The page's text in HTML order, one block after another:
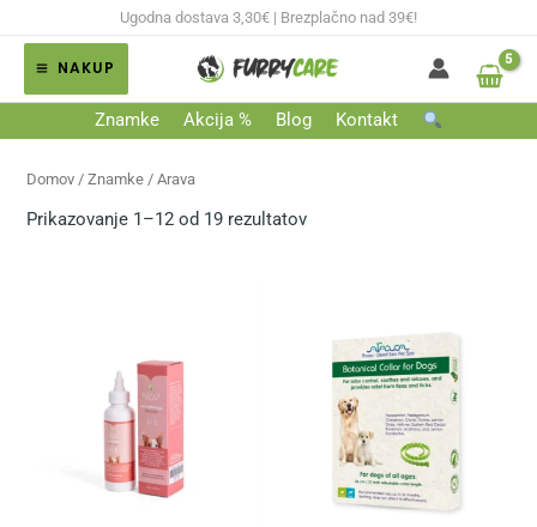
content
Ugodna dostava 3,30€ | Brezplačno nad 39€!
MAIN
MENU
NAKUP
Znamke Akcija % Blog Kontakt
Domov / Znamke / Arava
Prikazovanje 1–12 od 19 rezultatov